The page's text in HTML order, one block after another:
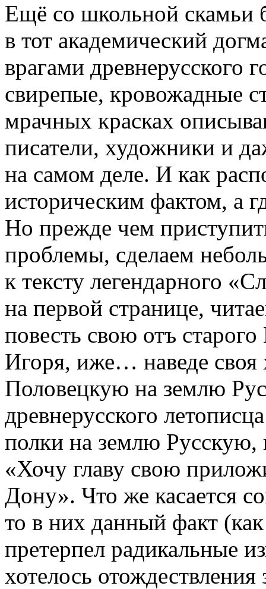
Ещё со школьной скамьи
в тот академический
врагами древнерусского
свирепые, кровожадные
мрачных красках
писатели, художники и
на самом деле. И как
историческим фактом, а
Но прежде чем
проблемы, сделаем
к тексту легендарного
на первой странице,
повесть свою отъ
Игоря, иже… наведе
Половецкую на землю
древнерусского
полки на землю
«Хочу главу свою
Дону». Что же касается
то в них данный факт
претерпел радикальные
хотелось